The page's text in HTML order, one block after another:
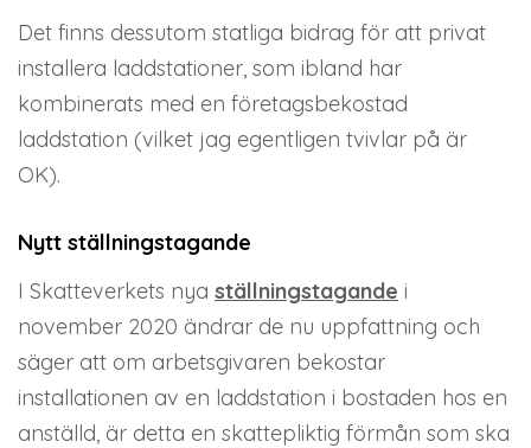
Det finns dessutom statliga bidrag för att privat
installera laddstationer, som ibland har
kombinerats med en företagsbekostad
laddstation (vilket jag egentligen tvivlar på är
OK).
Nytt ställningstagande
I Skatteverkets nya ställningstagande i
november 2020 ändrar de nu uppfattning och
säger att om arbetsgivaren bekostar
installationen av en laddstation i bostaden hos en
anställd, är detta en skattepliktig förmån som ska